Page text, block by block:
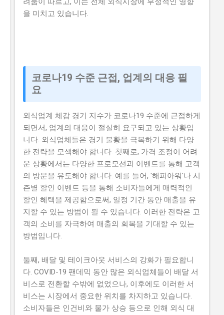
을 미치고 있습니다.
코로나19 수준 근접, 업계의 대응 필
요
외식업계 체감 경기 지수가 코로나19 수준에 근접하게
되면서, 업계의 대응이 절실히 요구되고 있는 상황입
니다. 외식업체들은 경기 불황을 극복하기 위해 다양
한 전략을 모색해야 합니다. 첫째로, 가격 조정이 어려
운 상황에서는 다양한 프로모션과 이벤트를 통해 고객
의 방문을 유도해야 합니다. 예를 들어, '해피아워'나 시
즌별 할인 이벤트 등을 통해 소비자들에게 매력적인
할인 혜택을 제공함으로써, 일정 기간 동안 매출을 유
지할 수 있는 방법이 될 수 있습니다. 이러한 전략은 고
객의 소비를 자극하여 매출의 회복을 기대할 수 있는
방법입니다.
둘째, 배달 및 테이크아웃 서비스의 강화가 필요합니
다. COVID-19 팬데믹 동안 많은 외식업체들이 배달 서
비스로 전환할 수밖에 없었으나, 이후에도 이러한 서
비스는 시장에서 중요한 위치를 차지하고 있습니다.
소비자들은 인건비와 물가 상승 등으로 인해 외식 대